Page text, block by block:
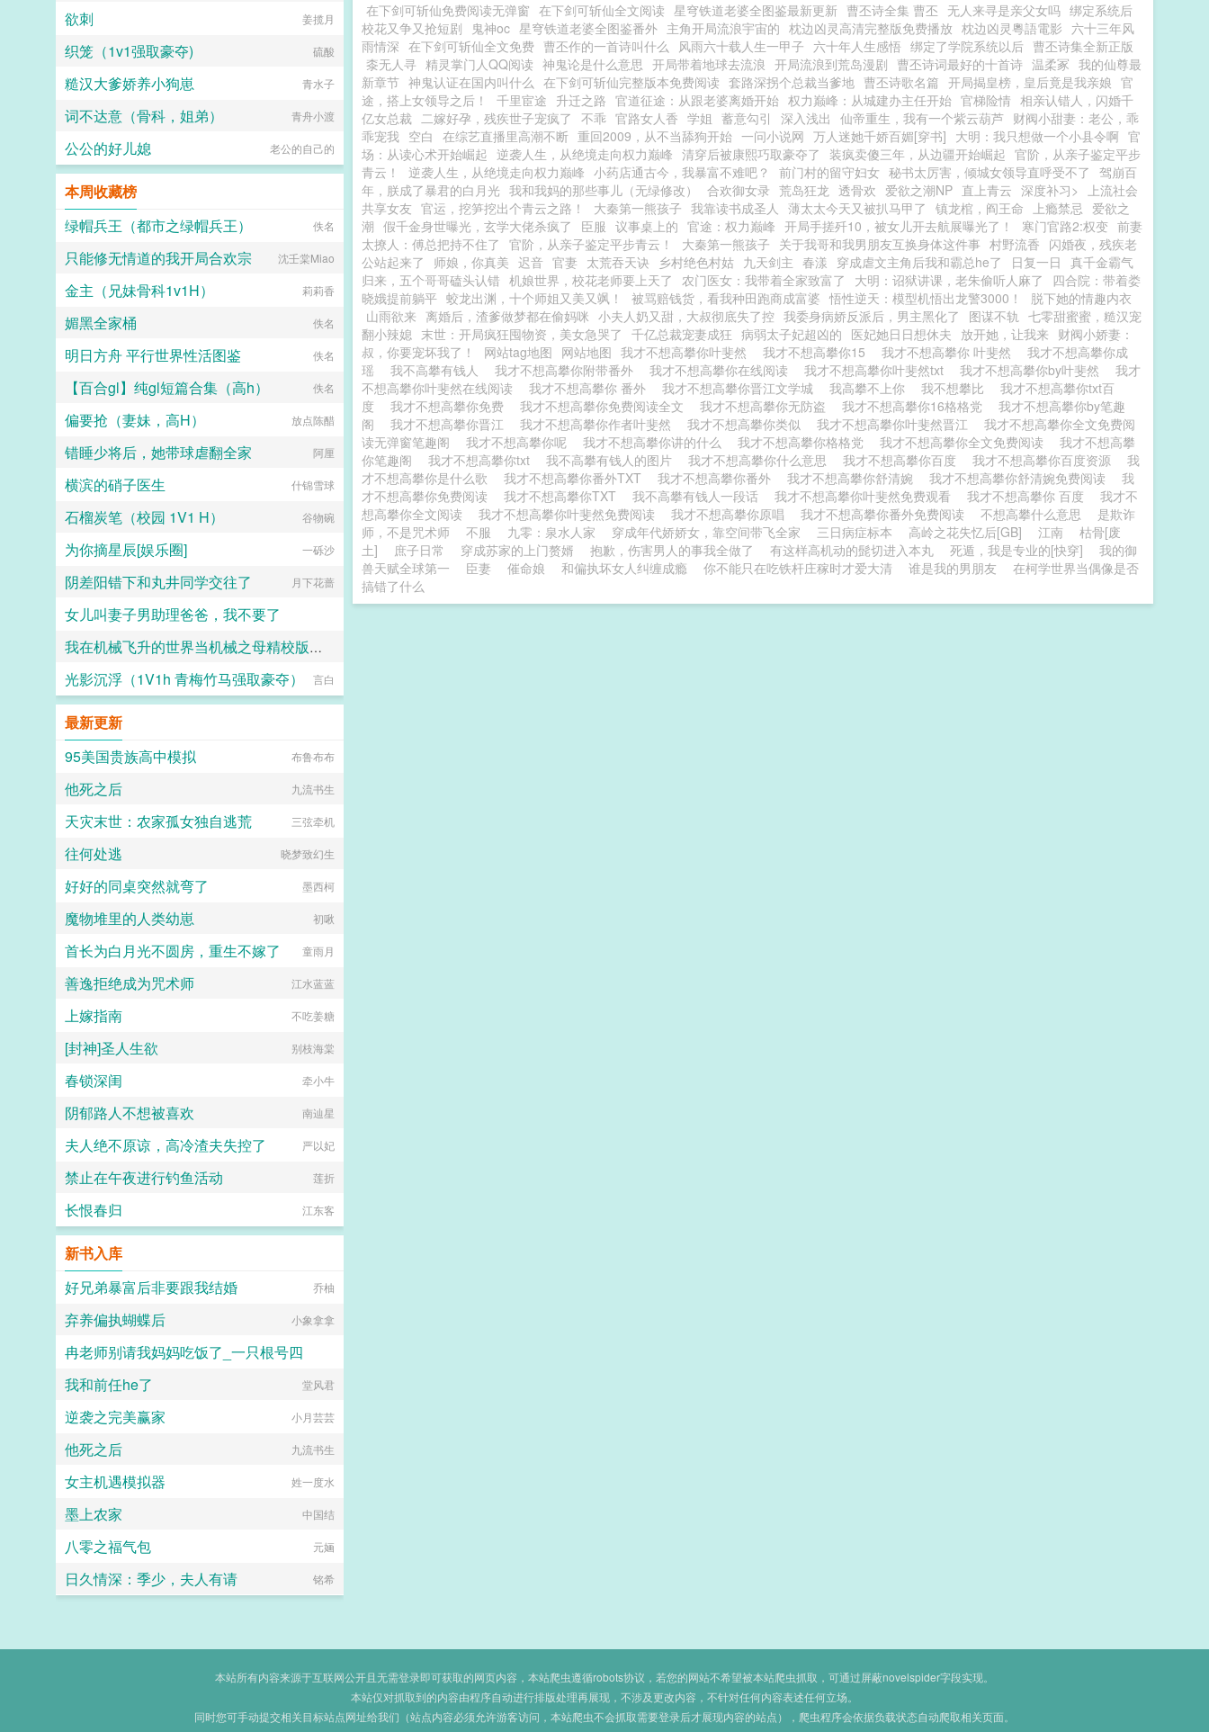
在下剑可斩仙免费阅读无弹窗 在下剑可斩仙全文阅读 星穹铁道老婆全图鉴最新更新 曹丕诗全集 曹丕 无人来寻是亲父女吗 绑定系统后
校花又争又抢短剧
鬼神oc 星穹铁道老婆全图鉴番外 主角开局流浪宇宙的 枕边凶灵高清完整版免费播放 枕边凶灵粵語電影 六十三年风
雨情深 在下剑可斩仙全文免费 曹丕作的一首诗叫什么 风雨六十载人生一甲子 六十年人生感悟 绑定了学院系统以后 曹丕诗集全新正版
桼无人寻 精灵掌门人QQ阅读 神鬼论是什么意思 开局带着地球去流浪 开局流浪到荒岛漫剧 曹丕诗词最好的十首诗 温柔冢 我的仙尊最
新章节 神鬼认证在国内叫什么 在下剑可斩仙完整版本免费阅读 套路深拐个总裁当爹地 曹丕诗歌名篇 开局揭皇榜，皇后竟是我亲娘 官
途，搭上女领导之后！
千里宦途 升迁之路 官道征途：从跟老婆离婚开始 权力巅峰：从城建办主任开始 官梯险情 相亲认错人，闪婚千
亿女总裁 二嫁好孕，残疾世子宠疯了 不乖 官路女人香 学姐 蓄意勾引 深入浅出 仙帝重生，我有一个紫云葫芦 财阀小甜妻：老公，乖
乖宠我 空白 在综艺直播里高潮不断 重回2009，从不当舔狗开始 一问小说网 万人迷她千娇百媚[穿书] 大明：我只想做一个小县令啊 官
场：从读心术开始崛起 逆袭人生，从绝境走向权力巅峰 清穿后被康熙巧取豪夺了 装疯卖傻三年，从边疆开始崛起 官阶，从亲子鉴定平步
青云！
逆袭人生，从绝境走向权力巅峰 小药店通古今，我暴富不难吧？ 前门村的留守妇女 秘书太厉害，倾城女领导直呼受不了 驾崩百
年，朕成了暴君的白月光 我和我妈的那些事儿（无绿修改） 合欢御女录 荒岛狂龙 透骨欢 爱欲之潮NP 直上青云 深度补习>
上流社会
共享女友 官运，挖笋挖出个青云之路！ 大秦第一熊孩子 我靠读书成圣人 薄太太今天又被扒马甲了 镇龙棺，阎王命 上瘾禁忌 爱欲之
潮 假千金身世曝光，玄学大佬杀疯了 臣服 议事桌上的 官途：权力巅峰 开局手搓歼10，被女儿开去航展曝光了！ 寒门官路2:权变 前妻
太撩人：傅总把持不住了 官阶，从亲子鉴定平步青云！ 大秦第一熊孩子 关于我哥和我男朋友互换身体这件事 村野流香 闪婚夜，残疾老
公站起来了
师娘，你真美 迟音 官妻 太荒吞天诀 乡村绝色村姑 九天剑主 春漾 穿成虐文主角后我和霸总he了 日复一日 真千金霸气
归来，五个哥哥磕头认错 机娘世界，校花老师要上天了 农门医女：我带着全家致富了 大明：诏狱讲课，老朱偷听人麻了
四合院：带着娄
晓娥提前躺平 蛟龙出渊，十个师姐又美又飒！ 被骂赔钱货，看我种田跑商成富婆 悟性逆天：模型机悟出龙警3000！
脱下她的情趣内衣
山雨欲来 离婚后，渣爹做梦都在偷妈咪 小夫人奶又甜，大叔彻底失了控 我委身病娇反派后，男主黑化了 图谋不轨 七零甜蜜蜜，糙汉宠
翻小辣媳 末世：开局疯狂囤物资，美女急哭了 千亿总裁宠妻成狂 病弱太子妃超凶的 医妃她日日想休夫 放开她，让我来 财阀小娇妻：
叔，你要宠坏我了！
网站tag地图 网站地图 我才不想高攀你叶斐然 我才不想高攀你15 我才不想高攀你 叶斐然
我才不想高攀你成
瑶
我不高攀有钱人 我才不想高攀你附带番外 我才不想高攀你在线阅读 我才不想高攀你叶斐然txt 我才不想高攀你by叶斐然
我才
不想高攀你叶斐然在线阅读
我才不想高攀你 番外 我才不想高攀你晋江文学城 我高攀不上你 我不想攀比
我才不想高攀你txt百
度
我才不想高攀你免费 我才不想高攀你免费阅读全文 我才不想高攀你无防盗 我才不想高攀你16格格党
我才不想高攀你by笔趣
阁
我才不想高攀你晋江 我才不想高攀你作者叶斐然 我才不想高攀你类似 我才不想高攀你叶斐然晋江
我才不想高攀你全文免费阅
读无弹窗笔趣阁
我才不想高攀你呢 我才不想高攀你讲的什么 我才不想高攀你格格党 我才不想高攀你全文免费阅读
我才不想高攀
你笔趣阁
我才不想高攀你txt 我不高攀有钱人的图片 我才不想高攀你什么意思 我才不想高攀你百度 我才不想高攀你百度资源
我
才不想高攀你是什么歌
我才不想高攀你番外TXT 我才不想高攀你番外 我才不想高攀你舒清婉 我才不想高攀你舒清婉免费阅读
我
才不想高攀你免费阅读
我才不想高攀你TXT 我不高攀有钱人一段话 我才不想高攀你叶斐然免费观看 我才不想高攀你 百度
我才不
想高攀你全文阅读
我才不想高攀你叶斐然免费阅读 我才不想高攀你原唱 我才不想高攀你番外免费阅读 不想高攀什么意思
是欺诈
师，不是咒术师
不服 九零：泉水人家 穿成年代娇娇女，靠空间带飞全家 三日病症标本 高岭之花失忆后[GB] 江南
枯骨[废
土]
庶子日常 穿成苏家的上门赘婿 抱歉，伤害男人的事我全做了 有这样高机动的髭切进入本丸 死遁，我是专业的[快穿]
我的御
兽天赋全球第一
臣妻 催命娘 和偏执坏女人纠缠成瘾 你不能只在吃铁杆庄稼时才爱大清 谁是我的男朋友
在柯学世界当偶像是否
搞错了什么
欲刺 姜揽月
织笼（1v1强取豪夺) 硫酸
糙汉大爹娇养小狗崽 青水子
词不达意（骨科，姐弟） 青舟小渡
公公的好儿媳 老公的自己的
本周收藏榜
绿帽兵王（都市之绿帽兵王）
佚名
只能修无情道的我开局合欢宗 沈壬棠Miao
金主（兄妹骨科1v1H） 莉莉香
媚黑全家桶 佚名
明日方舟 平行世界性活图鉴 佚名
【百合gl】纯gl短篇合集（高h） 佚名
偏要抢（妻妹，高H） 放点陈醋
错睡少将后，她带球虐翻全家 阿厘
横滨的硝子医生 什锦雪球
石榴炭笔（校园 1V1 H） 谷物碗
为你摘星辰[娱乐圈] 一砾沙
阴差阳错下和丸井同学交往了 月下花蔷
女儿叫妻子男助理爸爸，我不要了
傅雅宁顾宇铭
我在机械飞升的世界当机械之母精校版全本+番外完
莫桑无赫尔曼
光影沉浮（1V1h 青梅竹马强取豪夺） 言白
最新更新
95美国贵族高中模拟
布鲁布布
他死之后 九流书生
天灾末世：农家孤女独自逃荒 三弦牵机
往何处逃 晓梦致幻生
好好的同桌突然就弯了 墨西柯
魔物堆里的人类幼崽 初啾
首长为白月光不圆房，重生不嫁了 童雨月
善逸拒绝成为咒术师 江水蓝蓝
上嫁指南 不吃姜糖
[封神]圣人生欲 别枝海棠
春锁深闺 牵小牛
阴郁路人不想被喜欢 南辿星
夫人绝不原谅，高冷渣夫失控了 严以妃
禁止在午夜进行钓鱼活动 莲折
长恨春归 江东客
新书入库
好兄弟暴富后非要跟我结婚
乔柚
弃养偏执蝴蝶后 小象拿拿
冉老师别请我妈妈吃饭了_一只根号四
一只根号四
我和前任he了 堂风君
逆袭之完美赢家 小月芸芸
他死之后 九流书生
女主机遇模拟器 姓一度水
墨上农家 中国结
八零之福气包 元婳
日久情深：季少，夫人有请 铭希
本站所有内容来源于互联网公开且无需登录即可获取的网页内容，本站爬虫遵循robots协议，若您的网站不希望被本站爬虫抓取，可通过屏蔽novelspider字段实现。
本站仅对抓取到的内容由程序自动进行排版处理再展现，不涉及更改内容，不针对任何内容表述任何立场。
同时您可手动提交相关目标站点网址给我们（站点内容必须允许游客访问，本站爬虫不会抓取需要登录后才展现内容的站点），爬虫程序会依据负载状态自动爬取相关页面。